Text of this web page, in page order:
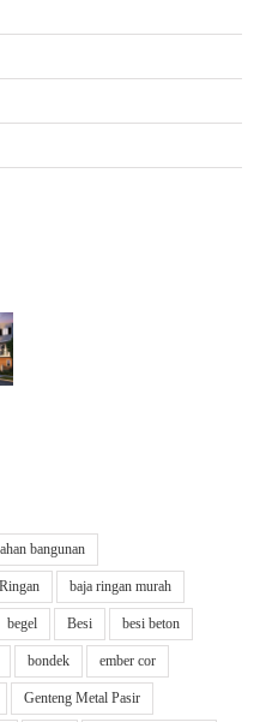
bangunan
baja ringan murah
begel Besi besi beton
bondek ember cor
Genteng Metal Pasir